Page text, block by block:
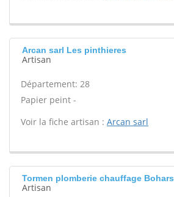
Arcan sarl Les pinthieres
Artisan
Département: 28
Papier peint -
Voir la fiche artisan : Arcan sarl
Tormen plomberie chauffage Bohars
Artisan